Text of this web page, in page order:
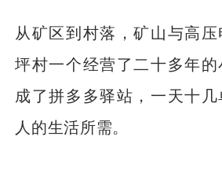
从矿区到村落，矿山与高
坪村一个经营了二十多年
成了拼多多驿站，一天十
人的生活所需。